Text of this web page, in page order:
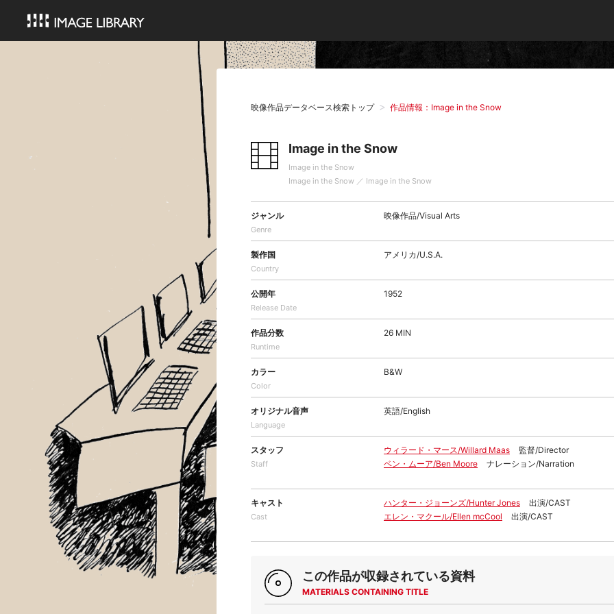
映像作品データベース検索トップ 作品情報：Image in the Snow
Image in the Snow
Image in the Snow
Image in the Snow ／ Image in the Snow
ジャンル
Genre
映像作品/Visual Arts
製作国
Country
アメリカ/U.S.A.
公開年
Release Date
1952
作品分数
Runtime
26 MIN
カラー
Color
B&W
オリジナル音声
Language
英語/English
スタッフ
Staff
ウィラード・マース/Willard Maas
監督/Director
ベン・ムーア/Ben Moore
ナレーション/Narration
キャスト
Cast
ハンター・ジョーンズ/Hunter Jones
出演/CAST
エレン・マクール/Ellen mcCool
出演/CAST
この作品が収録されている資料
MATERIALS CONTAINING TITLE